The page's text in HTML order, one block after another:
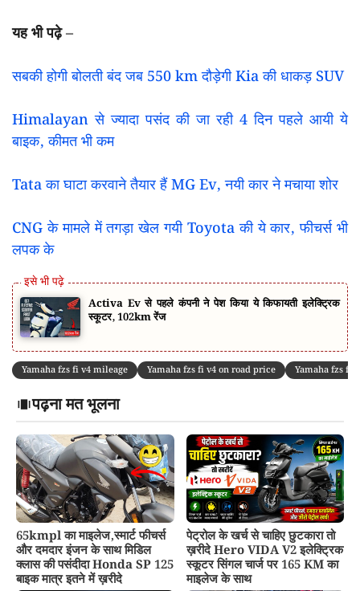
यह भी पढ़े –
सबकी होगी बोलती बंद जब 550 km दौड़ेगी Kia की धाकड़ SUV
Himalayan से ज्यादा पसंद की जा रही 4 दिन पहले आयी ये
बाइक, कीमत भी कम
Tata का घाटा करवाने तैयार हैं MG Ev, नयी कार ने मचाया शोर
CNG के मामले में तगड़ा खेल गयी Toyota की ये कार, फीचर्स भी
लपक के
Activa Ev से पहले कंपनी ने पेश किया ये किफायती इलेक्ट्रिक
स्कूटर, 102km रेंज
Yamaha fzs fi v4 mileage Yamaha fzs fi v4 on road price Yamaha fzs fi
पढ़ना मत भूलना
65kmpl का माइलेज,स्मार्ट फीचर्स
और दमदार इंजन के साथ मिडिल
क्लास की पसंदीदा Honda SP 125
बाइक मात्र इतने में ख़रीदे
पेट्रोल के खर्च से चाहिए छुटकारा तो
ख़रीदे Hero VIDA V2 इलेक्ट्रिक
स्कूटर सिंगल चार्ज पर 165 KM का
माइलेज के साथ